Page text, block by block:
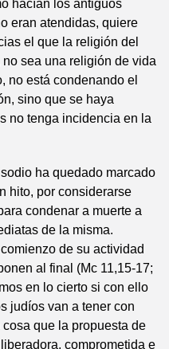
hacían los antiguos
eran atendidas, quiere
el que la religión del
sea una religión de vida
no está condenando el
sino que se haya
no tenga incidencia en la
ha quedado marcado
hito, por considerarse
condenar a muerte a
de la misma.
de su actividad
al final (Mc 11,15-17;
en lo cierto si con ello
judíos van a tener con
que la propuesta de
comprometida e